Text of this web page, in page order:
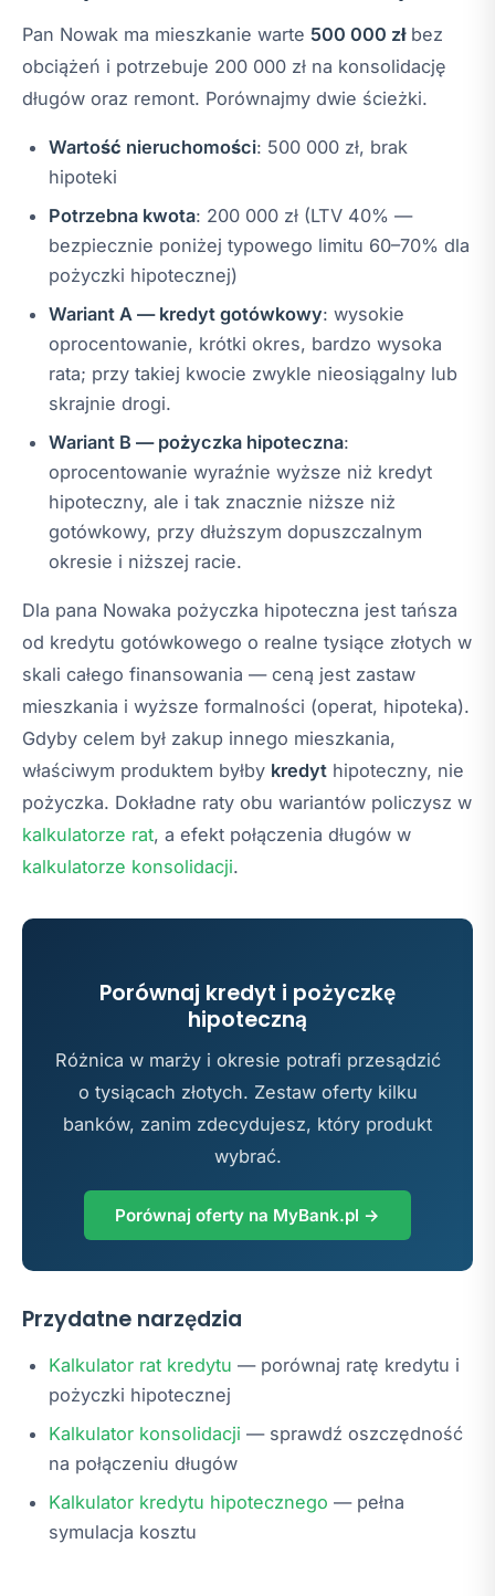
Pan Nowak ma mieszkanie warte 500 000 złbez
obciążeń i potrzebuje 200 000 zł na konsolidację
długów oraz remont. Porównajmy dwie ścieżki.
Wartość nieruchomości: 500 000 zł, brak
hipoteki
Potrzebna kwota: 200 000 zł (LTV 40% —
bezpiecznie poniżej typowego limitu 60–70% dla
pożyczki hipotecznej)
Wariant A — kredyt gotówkowy: wysokie
oprocentowanie, krótki okres, bardzo wysoka
rata; przy takiej kwocie zwykle nieosiągalny lub
skrajnie drogi.
Wariant B — pożyczka hipoteczna:
oprocentowanie wyraźnie wyższe niż kredyt
hipoteczny, ale i tak znacznie niższe niż
gotówkowy, przy dłuższym dopuszczalnym
okresie i niższej racie.
Dla pana Nowaka pożyczka hipoteczna jest tańsza
od kredytu gotówkowego o realne tysiące złotych w
skali całego finansowania — ceną jest zastaw
mieszkania i wyższe formalności (operat, hipoteka).
Gdyby celem był zakup innego mieszkania,
właściwym produktem byłby kredyt hipoteczny, nie
pożyczka. Dokładne raty obu wariantów policzysz w
kalkulatorze rat, a efekt połączenia długów w
kalkulatorze konsolidacji.
Porównaj kredyt i pożyczkę
hipoteczną
Różnica w marży i okresie potrafi przesądzić
o tysiącach złotych. Zestaw oferty kilku
banków, zanim zdecydujesz, który produkt
wybrać.
Porównaj oferty na MyBank.pl →
Przydatne narzędzia
Kalkulator rat kredytu — porównaj ratę kredytu i
pożyczki hipotecznej
Kalkulator konsolidacji — sprawdź oszczędność
na połączeniu długów
Kalkulator kredytu hipotecznego — pełna
symulacja kosztu